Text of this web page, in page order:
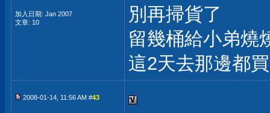
加入日期: Jan 2007
文章: 10
別再掃貨了
留幾桶給小弟燒
這2天去那邊都
2008-01-14, 11:56 AM #43